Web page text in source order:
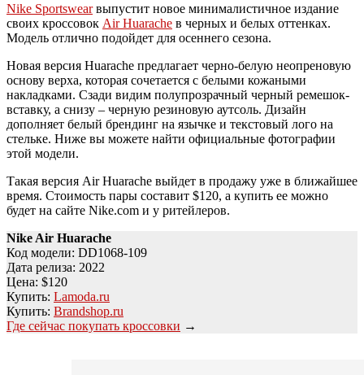
Nike Sportswearвыпустит новое минималистичное издание
своих кроссовок Air Huarache в черных и белых оттенках.
Модель отлично подойдет для осеннего сезона.
Новая версия Huarache предлагает черно-белую неопреновую
основу верха, которая сочетается с белыми кожаными
накладками. Сзади видим полупрозрачный черный ремешок-
вставку, а снизу – черную резиновую аутсоль. Дизайн
дополняет белый брендинг на язычке и текстовый лого на
стельке. Ниже вы можете найти официальные фотографии
этой модели.
Такая версия Air Huarache выйдет в продажу уже в ближайшее
время. Стоимость пары составит $120, а купить ее можно
будет на сайте Nike.com и у ритейлеров.
Nike Air Huarache
Код модели: DD1068-109
Дата релиза: 2022
Цена: $120
Купить: Lamoda.ru
Купить: Brandshop.ru
Где сейчас покупать кроссовки →